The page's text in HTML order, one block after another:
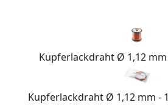
Kupferlackdraht Ø 1,12 mm
Kupferlackdraht Ø 1,12 mm -